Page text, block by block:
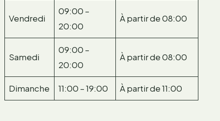
Vendredi
09:00 –
20:00
À partir de 08:00
Samedi
09:00 –
20:00
À partir de 08:00
Dimanche 11:00 – 19:00 À partir de 11:00